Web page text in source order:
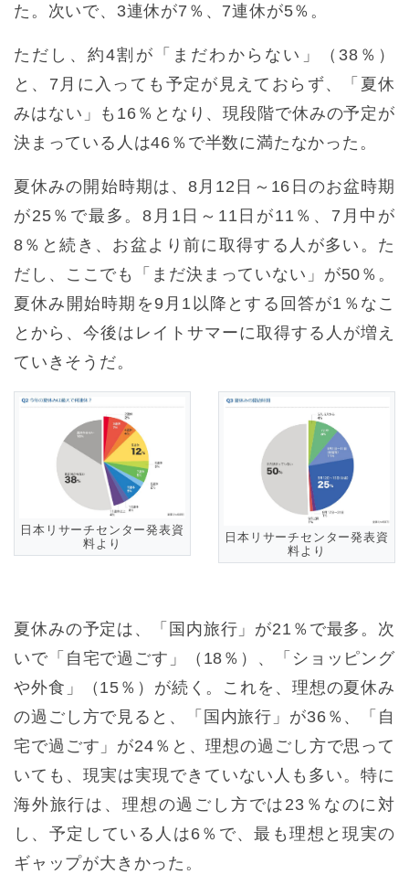
た。次いで、3連休が7％、7連休が5％。
ただし、約4割が「まだわからない」（38％）
と、7月に入っても予定が見えておらず、「夏休
みはない」も16％となり、現段階で休みの予定が
決まっている人は46％で半数に満たなかった。
夏休みの開始時期は、8月12日～16日のお盆時期
が25％で最多。8月1日～11日が11％、7月中が
8％と続き、お盆より前に取得する人が多い。た
だし、ここでも「まだ決まっていない」が50％。
夏休み開始時期を9月1以降とする回答が1％なこ
とから、今後はレイトサマーに取得する人が増え
ていきそうだ。
日本リサーチセンター発表資
料より
日本リサーチセンター発表資
料より
夏休みの予定は、「国内旅行」が21％で最多。次
いで「自宅で過ごす」（18％）、「ショッピング
や外食」（15％）が続く。これを、理想の夏休み
の過ごし方で見ると、「国内旅行」が36％、「自
宅で過ごす」が24％と、理想の過ごし方で思って
いても、現実は実現できていない人も多い。特に
海外旅行は、理想の過ごし方では23％なのに対
し、予定している人は6％で、最も理想と現実の
ギャップが大きかった。